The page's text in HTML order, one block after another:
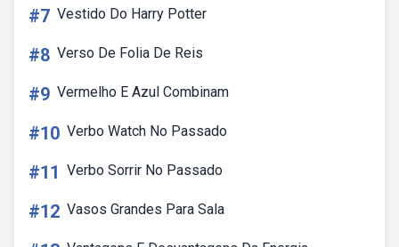
#7 Vestido Do Harry Potter
#8 Verso De Folia De Reis
#9 Vermelho E Azul Combinam
#10 Verbo Watch No Passado
#11 Verbo Sorrir No Passado
#12 Vasos Grandes Para Sala